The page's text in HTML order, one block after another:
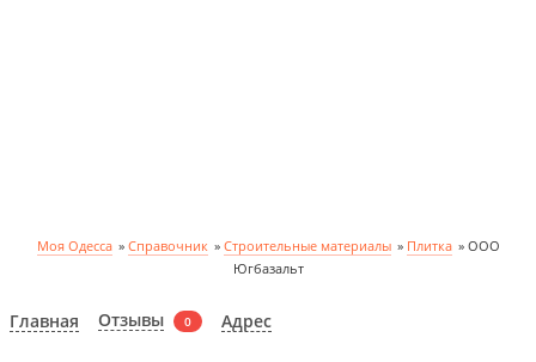
Моя Одесса » Справочник » Строительные материалы » Плитка » ООО
Югбазальт
Главная Отзывы 0 Адрес